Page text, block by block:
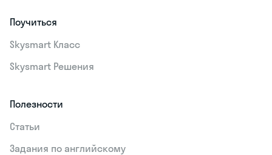
Поучиться
Skysmart Класс
Skysmart Решения
Полезности
Статьи
Задания по английскому